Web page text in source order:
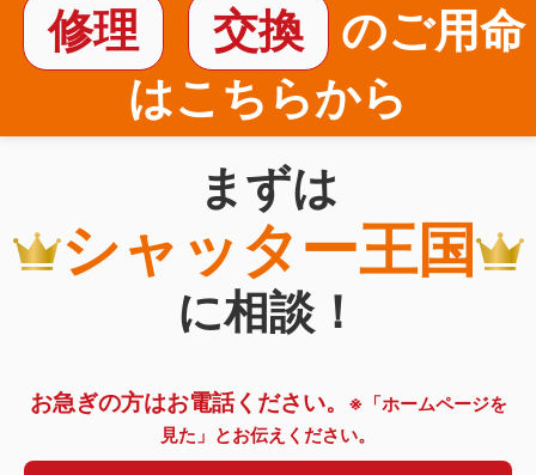
修理
交換
のご用命
はこちらから
まずは
シャッター王国
に相談！
お急ぎの方はお電話ください。
※「ホームページを
見た」とお伝えください。